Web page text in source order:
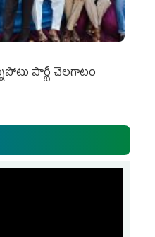
పార్టీ చెలగాటం